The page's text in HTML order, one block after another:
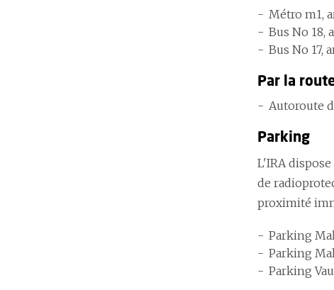
Métro m1,
Bus No 18,
Bus No 17,
Par la
Autoroute
Parking
L'IRA
de
proximité
Parking
Parking
Parking